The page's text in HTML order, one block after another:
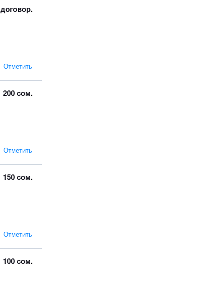
договор.
Отметить
200 сом.
Отметить
150 сом.
Отметить
100 сом.